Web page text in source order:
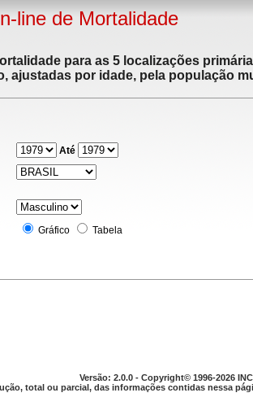
line de Mortalidade
para as 5 localizações
ajustadas por idade, pela população
Até
Gráfico Tabela
Versão: 2.0.0 - Copyright© 1996-2026
total ou parcial, das informações contidas nessa